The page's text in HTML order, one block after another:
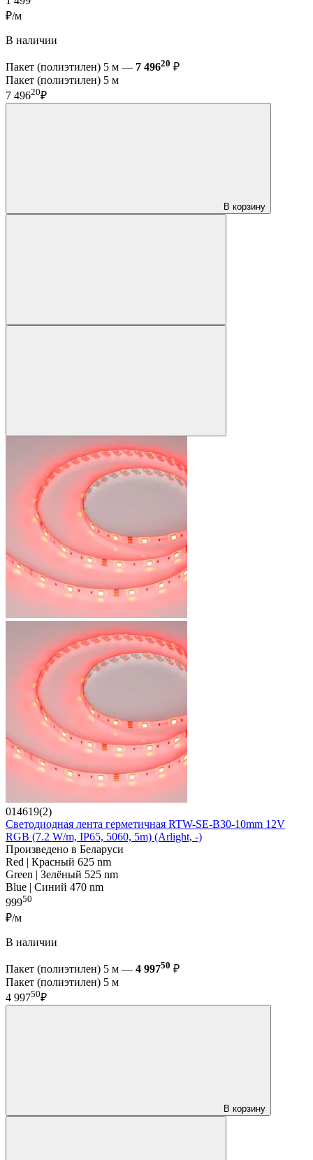
₽/м
В наличии
Пакет (полиэтилен) 5 м — 7 49620 ₽
Пакет (полиэтилен) 5 м
7 49620₽
В корзину
014619(2)
Светодиодная лента герметичная RTW-SE-B30-10mm 12V
RGB (7.2 W/m, IP65, 5060, 5m) (Arlight, -)
Произведено в Беларуси
Red | Красный 625 nm
Green | Зелёный 525 nm
Blue | Синий 470 nm
99950
₽/м
В наличии
Пакет (полиэтилен) 5 м — 4 99750 ₽
Пакет (полиэтилен) 5 м
4 99750₽
В корзину